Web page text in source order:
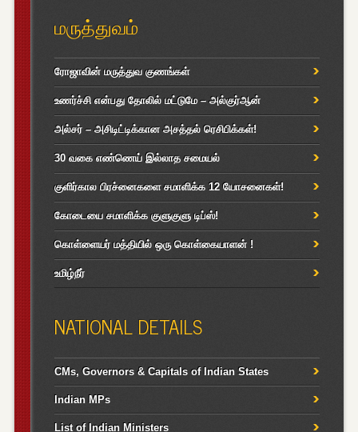
மருத்துவம்
ரோஜாவின் மருத்துவ குணங்கள்
உணர்ச்சி என்பது தோலில் மட்டுமே – அல்குர்ஆன்
அல்சர் – அசிடிட்டிக்கான அசத்தல் ரெசிபிக்கள்!
30 வகை எண்ணெய் இல்லாத சமையல்
குளிர்கால பிரச்னைகளை சமாளிக்க 12 யோசனைகள்!
கோடையை சமாளிக்க குளுகுளு டிப்ஸ்!
கொள்ளையர் மத்தியில் ஒரு கொள்கையாளன் !
உமிழ்நீர்
NATIONAL DETAILS
CMs, Governors & Capitals of Indian States
Indian MPs
List of Indian Ministers